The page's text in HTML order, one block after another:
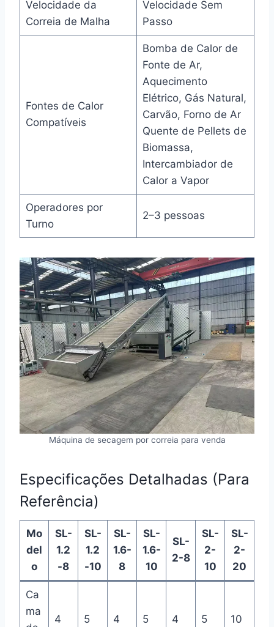
Velocidade da
Correia de Malha
Velocidade Sem
Passo
Fontes de Calor
Compatíveis
Bomba de Calor de
Fonte de Ar,
Aquecimento
Elétrico, Gás Natural,
Carvão, Forno de Ar
Quente de Pellets de
Biomassa,
Intercambiador de
Calor a Vapor
Operadores por
Turno
2–3 pessoas
Máquina de secagem por correia para venda
Especificações Detalhadas (Para
Referência)
Mo
del
o
SL-
1.2
-8
SL-
1.2
-10
SL-
1.6-
8
SL-
1.6-
10
SL-
2-8
SL-
2-
10
SL-
2-
20
Ca
ma
4 5 4 5 4 5 10